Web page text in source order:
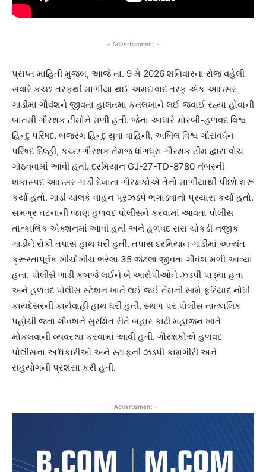
- Advertisement -
પ્રાપ્ત માહિતી મુજબ, આજે તા. 9 મે 2026 શનિવારના રોજ વહેલી
સવારે કચ્છ તરફથી માળીયા થઈ અમદાવાદ તરફ એક આઇસર
ગાડીમાં ગૌવંશને જીવતા હાલતમાં કતલખાને લઈ જવાઈ રહ્યા હોવાની
બાતમી ગૌરક્ષક ટીમોને મળી હતી. જેના આધારે મોરબી-હળવદ વિશ્વ
હિન્દુ પરિષદ, બજરંગ હિન્દુ યુવા વાહિની, અખિલ વિશ્વ ગૌસંવર્ધન
પરિષદ દિલ્હી, કચ્છ ગૌરક્ષક તેમજ ધાંગધ્રા ગૌરક્ષક ટીમ દ્વારા વોચ
ગોઠવવામાં આવી હતી. દરમિયાન GJ-27-TD-8780 નંબરની
શંકાસ્પદ આઇસર ગાડી દેખાતા ગૌરક્ષકોએ તેનો માળીયાથી પીછો શરૂ
કર્યો હતો. ગાડી ચાલકે વાહન પૂરઝડપે ભગાડવાનો પ્રયાસ કર્યો હતો.
સમગ્ર ઘટનાની જાણ હળવદ પોલીસને કરવામાં આવતા પોલીસ
તાત્કાલિક એક્શનમાં આવી હતી અને હળવદ સરા ચોકડી નજીક
ગાડીને રોકી તપાસ હાથ ધરી હતી. તપાસ દરમિયાન ગાડીમાં અત્યંત
ક્રૂરતાપૂર્વક ખીચોખીચ ભરેલા 35 જેટલા જીવતા ગૌવંશ મળી આવ્યા
હતા. પોલીસે ગાડી કબજે લઈને બે આરોપીઓને ઝડપી પાડ્યા હતા
અને હળવદ પોલીસ સ્ટેશન ખાતે લઈ જઈ તેમની સામે ફરિયાદ નોંધી
કાયદેસરની કાર્યવાહી હાથ ધરી હતી. સ્થળ પર પોલીસ તાત્કાલિક
પહોંચી જતા ગૌવંશને સુરક્ષિત રીતે બહાર કાઢી મહાજન ખાતે
મોકલવાની વ્યવસ્થા કરવામાં આવી હતી. ગૌરક્ષકોએ હળવદ
પોલીસના અધિકારીઓ અને સ્ટાફની ઝડપી કામગીરી અને
સહયોગની પ્રશંસા કરી હતી.
- Advertisment -